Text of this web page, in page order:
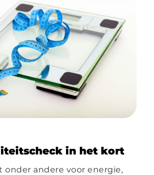
in het kort
onder andere voor energie,